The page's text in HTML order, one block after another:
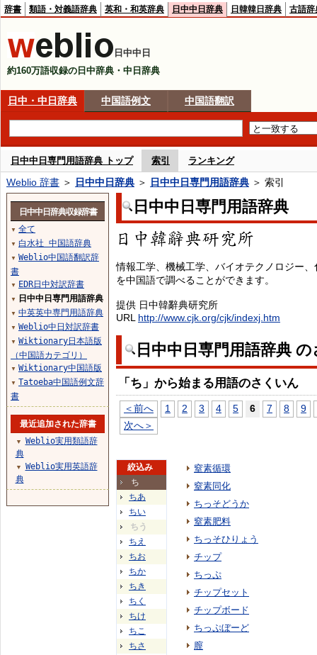
辞書 類語・対義語辞典 英和・和英辞典 日中中日辞典 日韓韓日辞典 古語辞
日中中日
約160万語収録の日中辞典・中日辞典
日中・中日辞典 中国語例文 中国語翻訳
日中中日専門用語辞典 トップ 索引 ランキング
Weblio 辞書 ＞ 日中中日辞典 ＞ 日中中日専門用語辞典 ＞ 索引
日中中日専門用語辞典
情報工学、機械工学、バイオテクノロジー
を中国語で調べることができます。
提供 日中韓辭典研究所
URL http://www.cjk.org/cjk/indexj.htm
日中中日専門用語辞典
「ち」から始まる用語のさくいん
＜前へ 1 2 3 4 5 6 7 8
9
次へ＞
絞込み
ち
ちあ
ちい
ちう
ちえ
ちお
ちか
ちき
ちく
ちけ
ちこ
ちさ
窒素循環
窒素同化
ちっそどうか
窒素肥料
ちっそひりょう
チップ
ちっぷ
チップセット
チップボード
ちっぷぼーど
膣
日中中日辞典収録辞書
▼ 全て
▼ 白水社 中国語辞典
▼ Weblio中国語翻訳辞
書
▼ EDR日中対訳辞書
▼ 日中中日専門用語辞典
▼ 中英英中専門用語辞典
▼ Weblio中日対訳辞書
▼ Wiktionary日本語版
（中国語カテゴリ）
▼ Wiktionary中国語版
▼ Tatoeba中国語例文辞
書
最近追加された辞書
▼
Weblio実用類語辞
典
▼
Weblio実用英語辞
典